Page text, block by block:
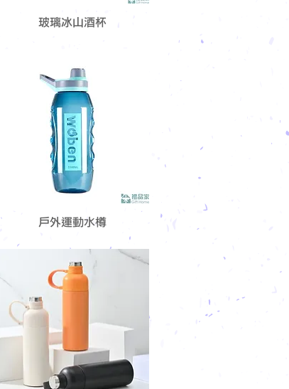
玻璃冰山酒杯
戶外運動水樽